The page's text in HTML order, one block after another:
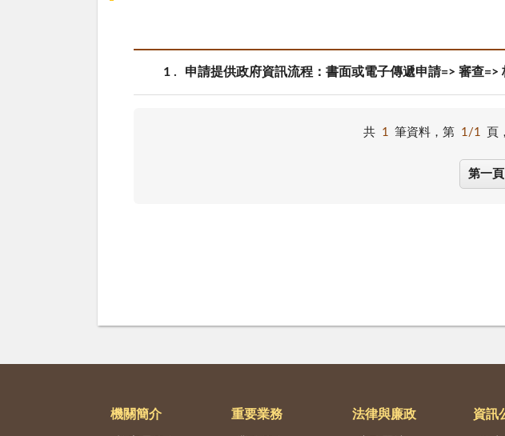
1 申請提供政府資訊流程：書面或電子傳遞申請=> 審查
共 1 筆資料，第 1/1 頁
第一頁
機關簡介 重要業務 法律與廉政 資訊